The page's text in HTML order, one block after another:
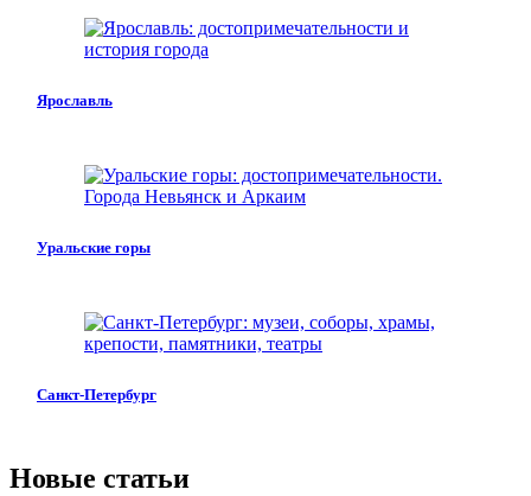
Ярославль
Уральские горы
Санкт-Петербург
Новые статьи